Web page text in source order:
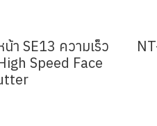
า SE13 ความเร็ว
Speed Face